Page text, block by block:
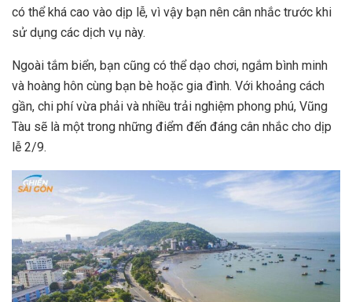
có thể khá cao vào dịp lễ, vì vậy bạn nên cân nhắc trước khi
sử dụng các dịch vụ này.
Ngoài tắm biển, bạn cũng có thể dạo chơi, ngắm bình minh
và hoàng hôn cùng bạn bè hoặc gia đình. Với khoảng cách
gần, chi phí vừa phải và nhiều trải nghiệm phong phú, Vũng
Tàu sẽ là một trong những điểm đến đáng cân nhắc cho dịp
lễ 2/9.